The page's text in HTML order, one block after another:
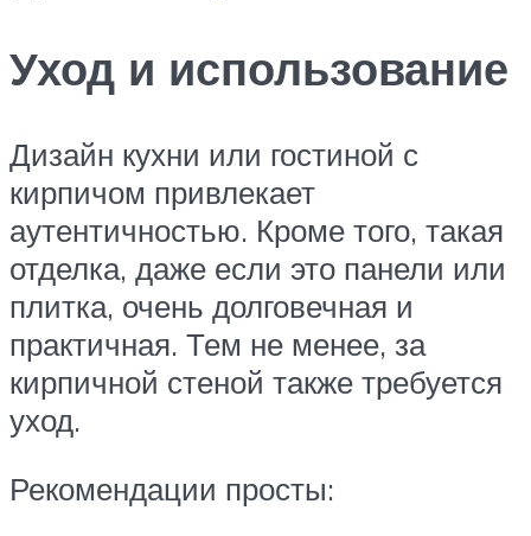
Уход и использование
Дизайн кухни или гостиной с
кирпичом привлекает
аутентичностью. Кроме того, такая
отделка, даже если это панели или
плитка, очень долговечная и
практичная. Тем не менее, за
кирпичной стеной также требуется
уход.
Рекомендации просты: